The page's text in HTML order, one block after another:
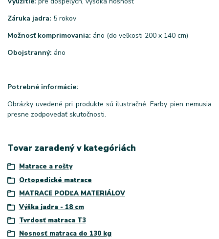
Záruka jadra: 5 rokov
Možnosť komprimovania: áno (do veľkosti 200 x 140 cm)
Obojstranný: áno
Potrebné informácie:
Obrázky uvedené pri produkte sú ilustračné. Farby pien nemusia
presne zodpovedať skutočnosti.
Tovar zaradený v kategóriách
Matrace a rošty
Ortopedické matrace
MATRACE PODĽA MATERIÁLOV
Výška jadra - 18 cm
Tvrdosť matraca T3
Nosnosť matraca do 130 kg